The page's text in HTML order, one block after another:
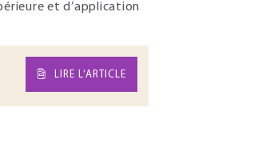
et d’application
LIRE L’ARTICLE